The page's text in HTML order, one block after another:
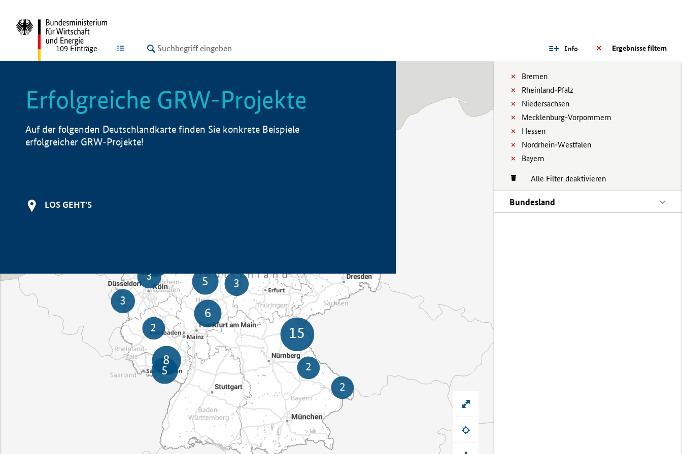
LISTE Ergebnisse filtern
Info
Bremen
Rheinland-Pfalz
Niedersachsen
Mecklenburg-Vorpommern
Hessen
Nordrhein-Westfalen
Bayern
Alle Filter deaktivieren
Bundesland
109 Einträge
Erfolgreiche GRW-Projekte
Auf der folgenden Deutschlandkarte finden Sie konkrete Beispiele
erfolgreicher GRW-Projekte!
LOS GEHT'S